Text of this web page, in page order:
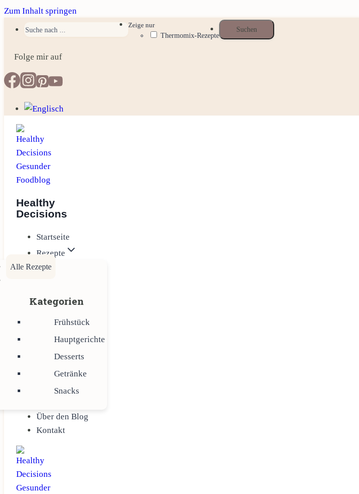
Zum Inhalt springen
Zeige nur
Thermomix-Rezepte
Folge mir auf
Healthy
Decisions
Startseite
Rezepte
Alle Rezepte
Kategorien
Frühstück
Hauptgerichte
Desserts
Getränke
Snacks
Über den Blog
Kontakt